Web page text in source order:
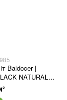
Baldocer |
NATURAL